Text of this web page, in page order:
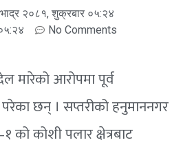
२०८१, शुक्रबार ०५:२४
No Comments
मारेको आरोपमा पूर्व
छन् । सप्तरीको हनुमाननगर
को कोशी पलार क्षेत्रबाट